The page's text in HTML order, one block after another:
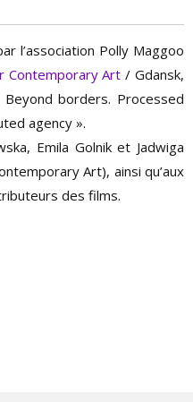
l’association Polly Maggoo
Contemporary Art / Gdansk,
borders. Processed
agency ».
Emila Golnik et Jadwiga
Art), ainsi qu’aux
des films.